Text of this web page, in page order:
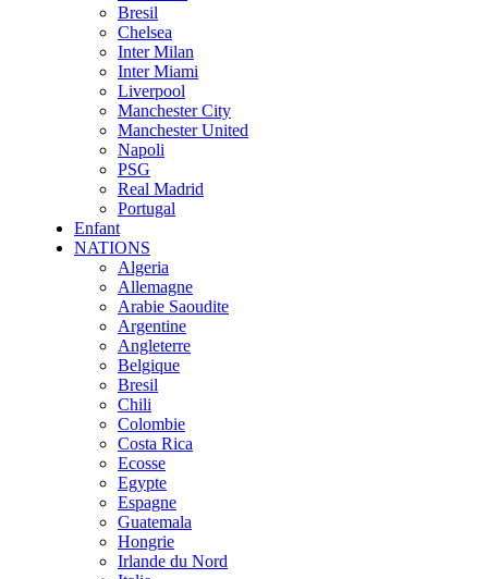
Bresil
Chelsea
Inter Milan
Inter Miami
Liverpool
Manchester City
Manchester United
Napoli
PSG
Real Madrid
Portugal
Enfant
NATIONS
Algeria
Allemagne
Arabie Saoudite
Argentine
Angleterre
Belgique
Bresil
Chili
Colombie
Costa Rica
Ecosse
Egypte
Espagne
Guatemala
Hongrie
Irlande du Nord